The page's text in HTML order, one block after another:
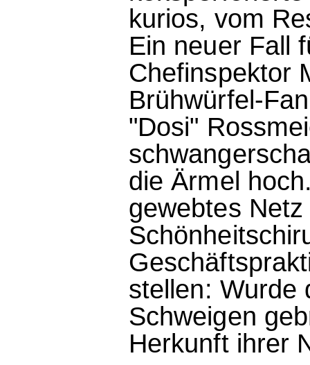
kurios, vom
Ein neuer Fall
Chefinspektor
Brühwürfel-
"Dosi"
die Ärmel
gewebtes
stellen: Wurde
Schweigen
Herkunft ihrer